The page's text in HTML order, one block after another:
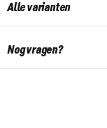
Alle varianten
Nog vragen?